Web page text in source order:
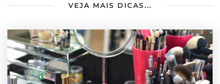
VEJA MAIS DICAS...